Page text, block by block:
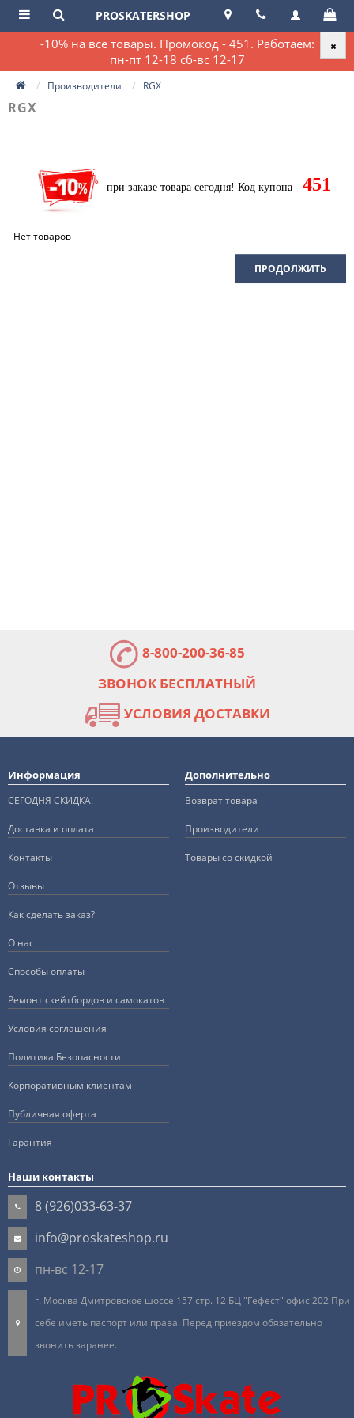
-10% на все товары. Промокод - 451. Работаем:
пн-пт 12-18 сб-вс 12-17
PROSKATERSHOP
Производители RGX
RGX
при заказе товара сегодня! Код купона - 451
Нет товаров
ПРОДОЛЖИТЬ
8-800-200-36-85
ЗВОНОК БЕСПЛАТНЫЙ
УСЛОВИЯ ДОСТАВКИ
Информация
СЕГОДНЯ СКИДКА!
Доставка и оплата
Контакты
Отзывы
Как сделать заказ?
О нас
Способы оплаты
Ремонт скейтбордов и самокатов
Условия соглашения
Политика Безопасности
Корпоративным клиентам
Публичная оферта
Гарантия
Дополнительно
Возврат товара
Производители
Товары со скидкой
Наши контакты
8 (926)033-63-37
info@proskateshop.ru
пн-вс 12-17
г. Москва Дмитровское шоссе 157 стр. 12 БЦ "Гефест" офис 202 При
себе иметь паспорт или права. Перед приездом обязательно
звонить заранее.